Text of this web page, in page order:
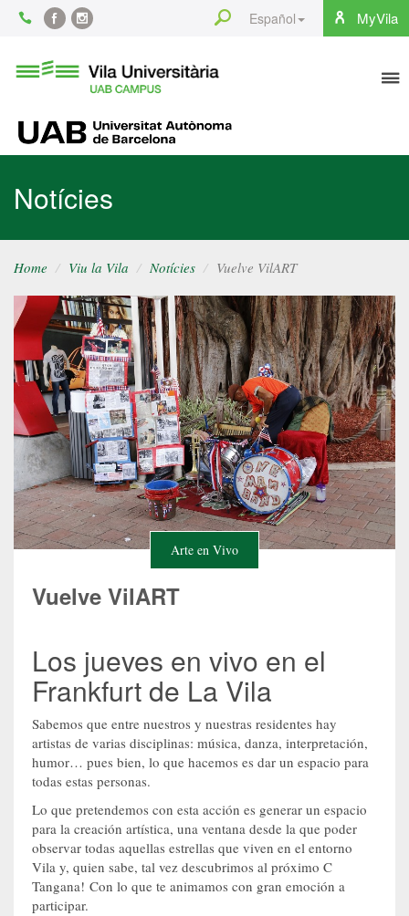
Content FacebookInstagram MyVila
Español
Search
Universitària
UAB
Notícies
Home Viu la Vila Notícies Vuelve VilART
Arte en Vivo
Vuelve VilART
Los jueves en vivo en el
Frankfurt de La Vila
Sabemos que entre nuestros y nuestras residentes hay
artistas de varias disciplinas: música, danza, interpretación,
humor… pues bien, lo que hacemos es dar un espacio para
todas estas personas.
Lo que pretendemos con esta acción es generar un espacio
para la creación artística, una ventana desde la que poder
observar todas aquellas estrellas que viven en el entorno
Vila y, quien sabe, tal vez descubrimos al próximo C
Tangana! Con lo que te animamos con gran emoción a
participar.